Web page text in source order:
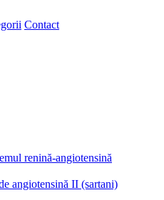
Contact
renină-angiotensină
angiotensină II (sartani)